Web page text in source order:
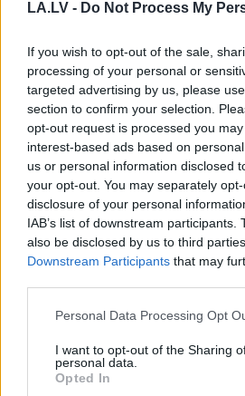
LA.LV - Do Not Process My
If you wish to opt-out of the sale,
processing of your personal or
targeted advertising by us, please
section to confirm your selection.
opt-out request is processed you
interest-based ads based on
us or personal information disclosed
your opt-out. You may separately
disclosure of your personal
IAB’s list of downstream participants.
also be disclosed by us to third
Downstream Participants that may
Please note that this website/app
not limited to your visit or usage
grant or deny consent to Google and
use your data for below specified
Personal Data Processing Opt
I want to opt-out of the Sharing
personal data.
Opted In
Biļete maksā 89 eiro,
bet pie kases jau 96,51:
pircēju pārsteidz trīs
obligātas komisijas
maksas
Vai